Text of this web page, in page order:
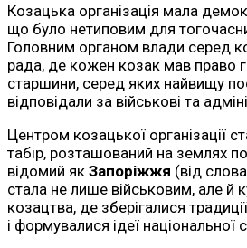
Козацька організація мала
що було нетиповим для
Головним органом влади серед
рада, де кожен козак мав право
старшини, серед яких найвищу
відповідали за військові та
Центром козацької організації
табір, розташований на землях
відомий як Запоріжжя (від
стала не лише військовим, але й
козацтва, де зберігалися
і формувалися ідеї національної